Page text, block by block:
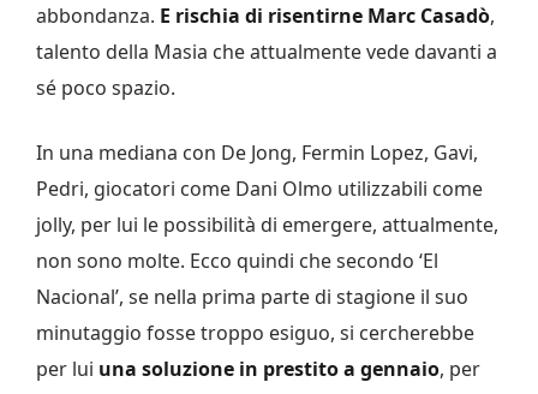
abbondanza. E rischia di risentirne Marc Casadò,
talento della Masia che attualmente vede davanti a
sé poco spazio.
In una mediana con De Jong, Fermin Lopez, Gavi,
Pedri, giocatori come Dani Olmo utilizzabili come
jolly, per lui le possibilità di emergere, attualmente,
non sono molte. Ecco quindi che secondo ‘El
Nacional’, se nella prima parte di stagione il suo
minutaggio fosse troppo esiguo, si cercherebbe
per lui una soluzione in prestito a gennaio, per